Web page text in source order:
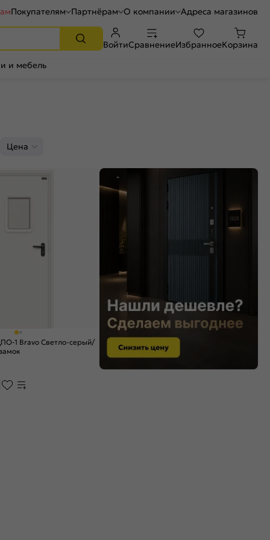
Покупателям Партнёрам О компании Адреса магазинов
ВойтиСравнениеИзбранноеКорзина
и мебель
Цена
1 Bravo Светло-серый/